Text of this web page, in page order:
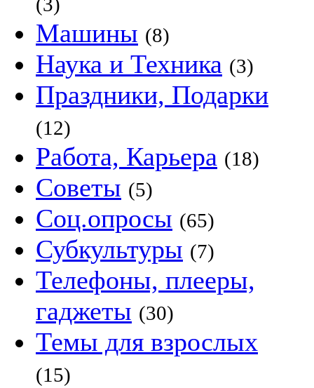
Машины (8)
Наука и Техника (3)
Праздники, Подарки
(12)
Работа, Карьера (18)
Советы (5)
Соц.опросы (65)
Субкультуры (7)
Телефоны, плееры,
гаджеты (30)
Темы для взрослых
(15)